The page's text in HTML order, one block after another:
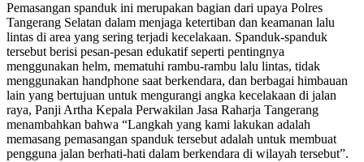
Pemasangan spanduk ini merupakan bagian dari upaya Polres
Tangerang Selatan dalam menjaga ketertiban dan keamanan lalu
lintas di area yang sering terjadi kecelakaan. Spanduk-spanduk
tersebut berisi pesan-pesan edukatif seperti pentingnya
menggunakan helm, mematuhi rambu-rambu lalu lintas, tidak
menggunakan handphone saat berkendara, dan berbagai himbauan
lain yang bertujuan untuk mengurangi angka kecelakaan di jalan
raya, Panji Artha Kepala Perwakilan Jasa Raharja Tangerang
menambahkan bahwa “Langkah yang kami lakukan adalah
memasang pemasangan spanduk tersebut adalah untuk membuat
pengguna jalan berhati-hati dalam berkendara di wilayah tersebut”.